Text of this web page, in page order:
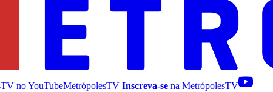
noYouTubeMetrópolesTV Inscreva-se na MetrópolesTV